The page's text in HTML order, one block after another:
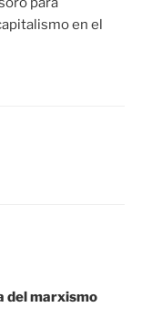
en el
del marxismo